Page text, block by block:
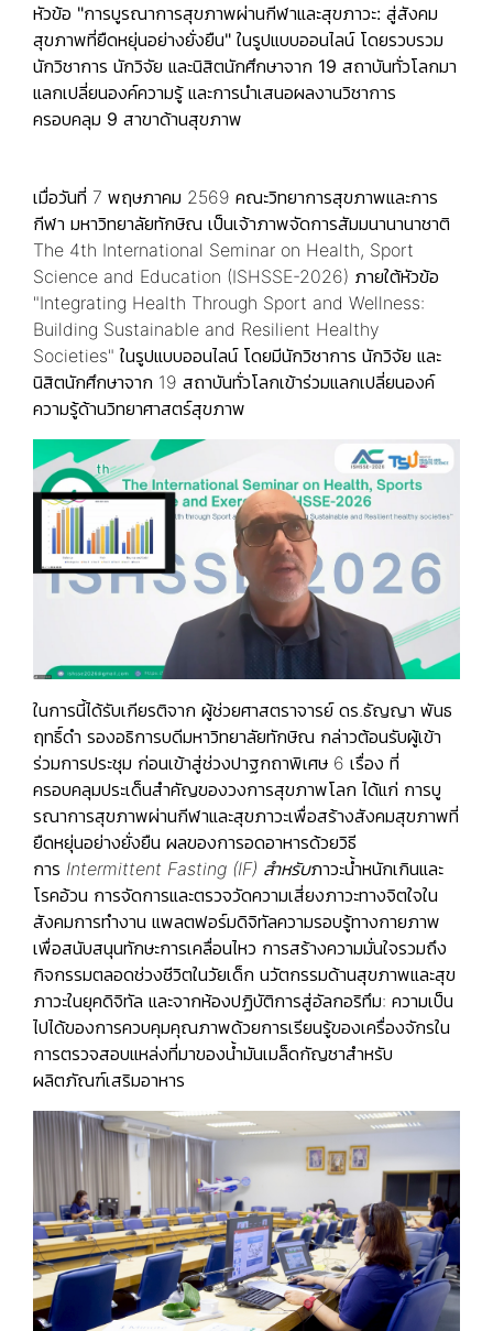
หัวข้อ "การบูรณาการสุขภาพผ่านกีฬาและสุขภาวะ: สู่สังคม
สุขภาพที่ยืดหยุ่นอย่างยั่งยืน" ในรูปแบบออนไลน์ โดยรวบรวม
นักวิชาการ นักวิจัย และนิสิตนักศึกษาจาก 19 สถาบันทั่วโลกมา
แลกเปลี่ยนองค์ความรู้ และการนำเสนอผลงานวิชาการ
ครอบคลุม 9 สาขาด้านสุขภาพ
เมื่อวันที่ 7 พฤษภาคม 2569 คณะวิทยาการสุขภาพและการ
กีฬา มหาวิทยาลัยทักษิณ เป็นเจ้าภาพจัดการสัมมนานานาชาติ
The 4th International Seminar on Health, Sport
Science and Education (ISHSSE-2026) ภายใต้หัวข้อ
"Integrating Health Through Sport and Wellness:
Building Sustainable and Resilient Healthy
Societies" ในรูปแบบออนไลน์ โดยมีนักวิชาการ นักวิจัย และ
นิสิตนักศึกษาจาก 19 สถาบันทั่วโลกเข้าร่วมแลกเปลี่ยนองค์
ความรู้ด้านวิทยาศาสตร์สุขภาพ
ในการนี้ได้รับเกียรติจาก ผู้ช่วยศาสตราจารย์ ดร.ธัญญา พันธ
ฤทธิ์ดำ รองอธิการบดีมหาวิทยาลัยทักษิณ กล่าวต้อนรับผู้เข้า
ร่วมการประชุม ก่อนเข้าสู่ช่วงปาฐกถาพิเศษ 6 เรื่อง ที่
ครอบคลุมประเด็นสำคัญของวงการสุขภาพโลก ได้แก่ การบู
รณาการสุขภาพผ่านกีฬาและสุขภาวะเพื่อสร้างสังคมสุขภาพที่
ยืดหยุ่นอย่างยั่งยืน ผลของการอดอาหารด้วยวิธี
การ Intermittent Fasting (IF) สำหรับภาวะน้ำหนักเกินและ
โรคอ้วน การจัดการและตรวจวัดความเสี่ยงภาวะทางจิตใจใน
สังคมการทำงาน แพลตฟอร์มดิจิทัลความรอบรู้ทางกายภาพ
เพื่อสนับสนุนทักษะการเคลื่อนไหว การสร้างความมั่นใจรวมถึง
กิจกรรมตลอดช่วงชีวิตในวัยเด็ก นวัตกรรมด้านสุขภาพและสุข
ภาวะในยุคดิจิทัล และจากห้องปฏิบัติการสู่อัลกอริทึม: ความเป็น
ไปได้ของการควบคุมคุณภาพด้วยการเรียนรู้ของเครื่องจักรใน
การตรวจสอบแหล่งที่มาของน้ำมันเมล็ดกัญชาสำหรับ
ผลิตภัณฑ์เสริมอาหาร